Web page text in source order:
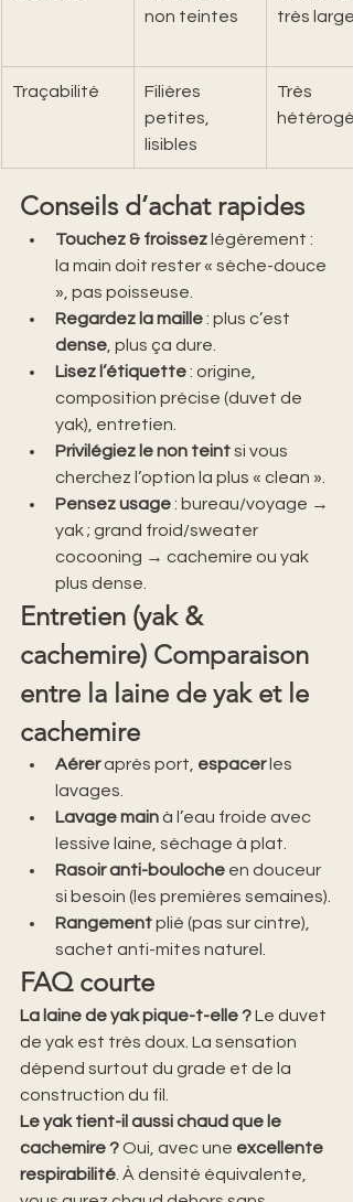
non teintes
très large
Traçabilité
Filières
petites,
lisibles
Très
Conseils d’achat rapides
Touchez & froissez légèrement :
la main doit rester « sèche-douce
», pas poisseuse.
Regardez la maille : plus c’est
dense , plus ça dure.
Lisez l’étiquette : origine,
composition précise (duvet de
yak), entretien.
Privilégiez le non teint si vous
cherchez l’option la plus « clean ».
Pensez usage : bureau/voyage →
yak ; grand froid/sweater
cocooning → cachemire ou yak
plus dense.
Entretien (yak &
cachemire) Comparaison
entre la laine de yak et le
cachemire
Aérer après port, espacer les
lavages.
Lavage main à l’eau froide avec
lessive laine, séchage à plat.
Rasoir anti-bouloche en douceur
si besoin (les premières semaines).
Rangement plié (pas sur cintre),
sachet anti-mites naturel.
FAQ courte
La laine de yak pique-t-elle ? Le duvet
de yak est très doux. La sensation
dépend surtout du grade et de la
construction du fil.
Le yak tient-il aussi chaud que le
cachemire ? Oui, avec une excellente
respirabilité . À densité équivalente,